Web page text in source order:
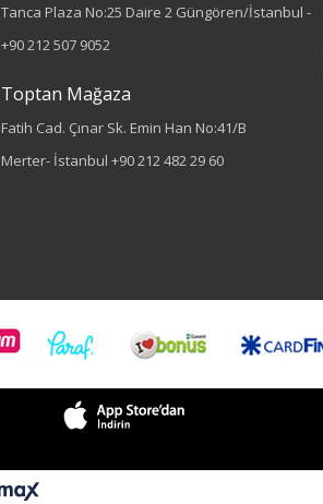
Sarı
Tanca Plaza No:25 Daire 2 Güngören/İstanbul -
+90 212 507 9052
Toptan Mağaza
Fatih Cad. Çınar Sk. Emin Han No:41/B
Merter- İstanbul +90 212 482 29 60